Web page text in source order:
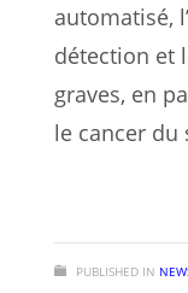
automatisé,
détection et
graves, en
le cancer du
PUBLISHED IN